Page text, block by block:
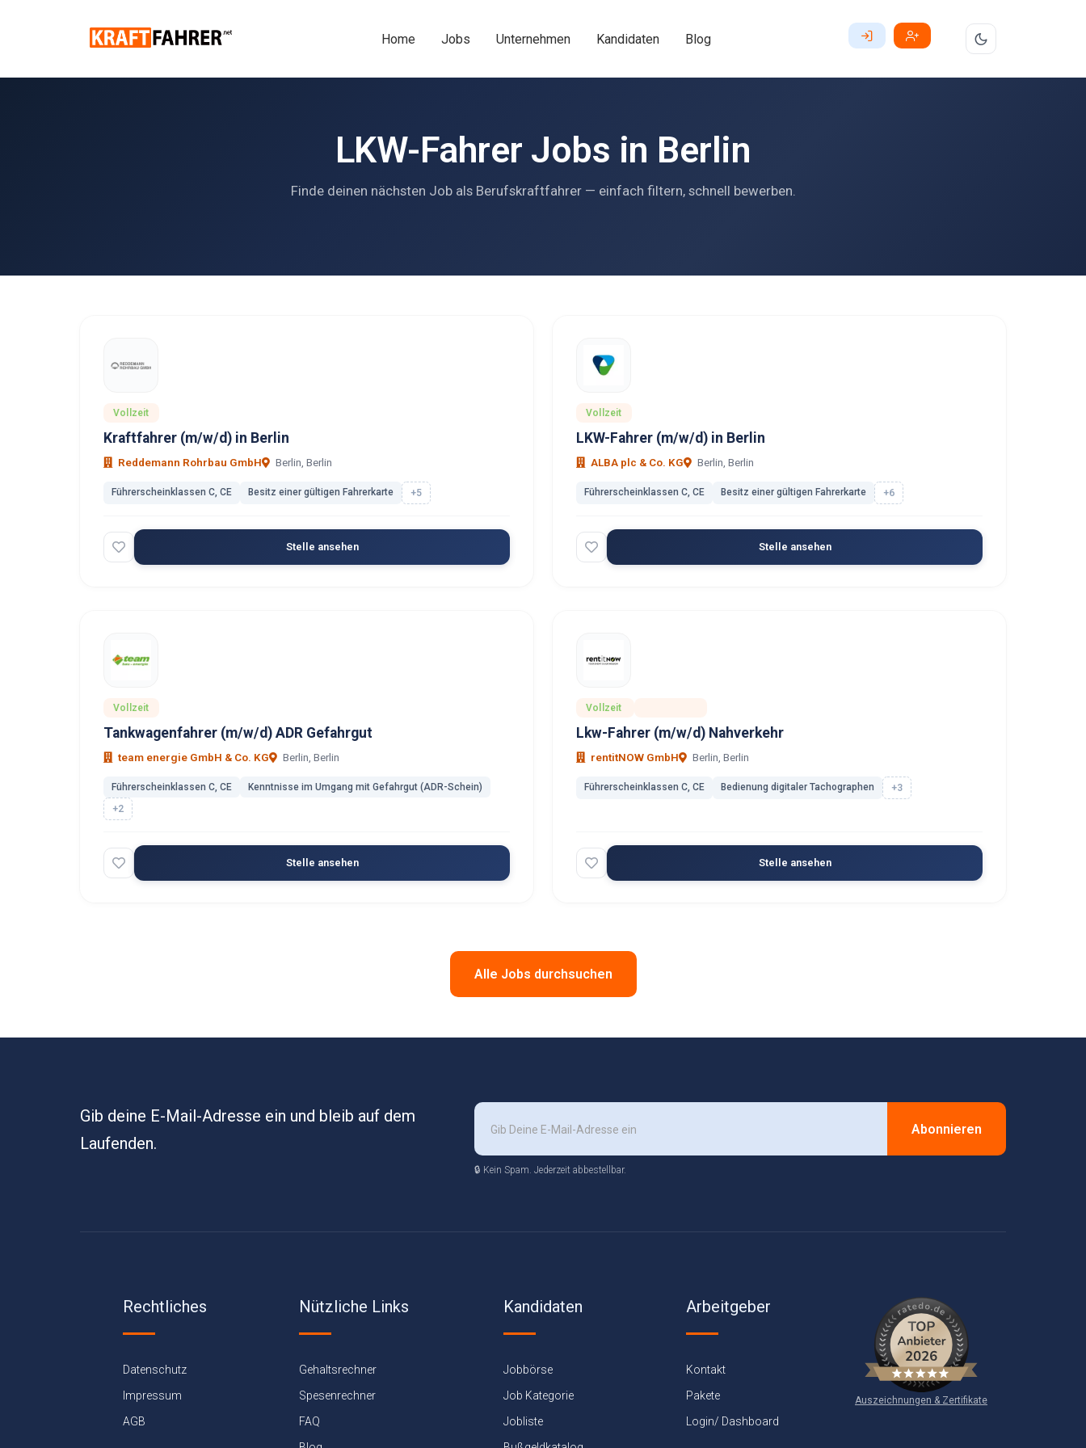
Home Jobs Unternehmen Kandidaten Blog
LKW-Fahrer Jobs in Berlin
Finde deinen nächsten Job als Berufskraftfahrer — einfach filtern, schnell bewerben.
Vollzeit
Kraftfahrer (m/w/d) in Berlin
Reddemann Rohrbau GmbH Berlin, Berlin
Führerscheinklassen C, CE Besitz einer gültigen Fahrerkarte +5
Stelle ansehen
Vollzeit
LKW-Fahrer (m/w/d) in Berlin
ALBA plc & Co. KG Berlin, Berlin
Führerscheinklassen C, CE Besitz einer gültigen Fahrerkarte +6
Stelle ansehen
Vollzeit
Tankwagenfahrer (m/w/d) ADR Gefahrgut
team energie GmbH & Co. KG Berlin, Berlin
Führerscheinklassen C, CE
Kenntnisse im Umgang mit Gefahrgut (ADR-Schein)
+2
Stelle ansehen
Vollzeit
Lkw-Fahrer (m/w/d) Nahverkehr
rentitNOW GmbH Berlin, Berlin
Führerscheinklassen C, CE Bedienung digitaler Tachographen +3
Stelle ansehen
Alle Jobs durchsuchen
Gib deine E-Mail-Adresse ein und bleib auf dem
Laufenden.
Abonnieren
🔒 Kein Spam. Jederzeit abbestellbar.
Rechtliches
Datenschutz
Impressum
AGB
Nützliche Links
Gehaltsrechner
Spesenrechner
FAQ
Kandidaten
Jobbörse
Job Kategorie
Jobliste
Arbeitgeber
Kontakt
Pakete
Login/ Dashboard
Auszeichnungen & Zertifikate